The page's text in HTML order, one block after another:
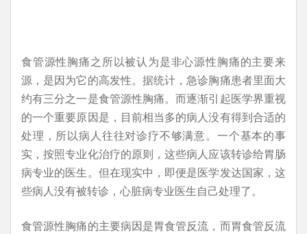
食管源性胸痛之所以被认为是非心源性胸痛的主要来
源，是因为它的高发性。据统计，急诊胸痛患者里面大
约有三分之一是食管源性胸痛。而逐渐引起医学界重视
的一个重要原因是，目前相当多的病人没有得到合适的
处理，所以病人往往对诊疗不够满意。一个基本的事
实，按照专业化治疗的原则，这些病人应该转诊给胃肠
病专业的医生。但在现实中，即便是医学发达国家，这
些病人没有被转诊，心脏病专业医生自己处理了。
食管源性胸痛的主要病因是胃食管反流，而胃食管反流